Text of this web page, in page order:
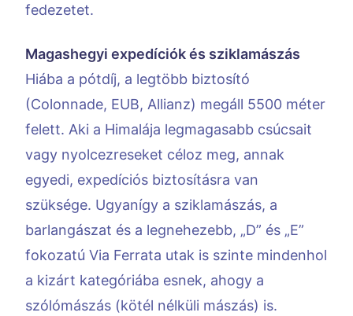
fedezetet.
Magashegyi expedíciók és sziklamászás
Hiába a pótdíj, a legtöbb biztosító
(Colonnade, EUB, Allianz) megáll 5500 méter
felett. Aki a Himalája legmagasabb csúcsait
vagy nyolcezreseket céloz meg, annak
egyedi, expedíciós biztosításra van
szüksége. Ugyanígy a sziklamászás, a
barlangászat és a legnehezebb, „D” és „E”
fokozatú Via Ferrata utak is szinte mindenhol
a kizárt kategóriába esnek, ahogy a
szólómászás (kötél nélküli mászás) is.